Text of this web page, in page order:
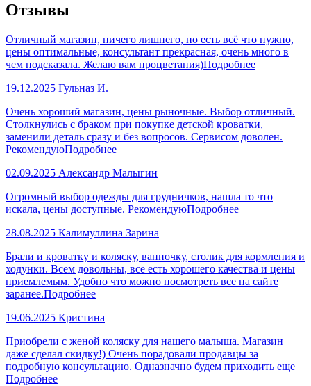
Отзывы
Отличный магазин, ничего лишнего, но есть всё что нужно,
цены оптимальные, консультант прекрасная, очень много в
чем подсказала. Желаю вам процветания)Подробнее
19.12.2025 Гульназ И.
Очень хороший магазин, цены рыночные. Выбор отличный.
Столкнулись с браком при покупке детской кроватки,
заменили деталь сразу и без вопросов. Сервисом доволен.
РекомендуюПодробнее
02.09.2025 Александр Малыгин
Огромный выбор одежды для грудничков, нашла то что
искала, цены доступные. РекомендуюПодробнее
28.08.2025 Калимуллина Зарина
Брали и кроватку и коляску, ванночку, столик для кормления и
ходунки. Всем довольны, все есть хорошего качества и цены
приемлемым. Удобно что можно посмотреть все на сайте
заранее.Подробнее
19.06.2025 Кристина
Приобрели с женой коляску для нашего малыша. Магазин
даже сделал скидку!) Очень порадовали продавцы за
подробную консультацию. Одназначно будем приходить еще
Подробнее